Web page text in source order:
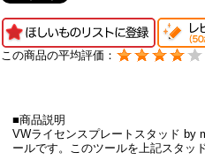
この商品の平均評価：
■商品説明
VWライセンスプレートスタッド by
ールです。このツールを上記スタッ